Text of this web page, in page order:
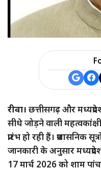
रीवा। छत्तीसगढ़ और
सीधे जोड़ने वाली
प्रारंभ हो रही हैं। प्रशासनिक
जानकारी के अनुसार
17 मार्च 2026 को शाम